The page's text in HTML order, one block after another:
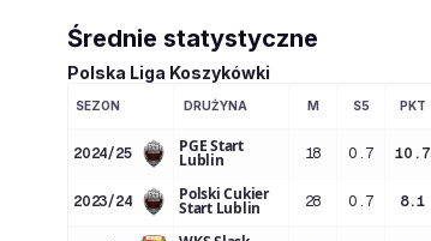
Średnie statystyczne
Polska Liga Koszykówki
SEZON DRUŻYNA M S5 PKT
2024/25 PGE Start
Lublin 18 0.7 10.7
2023/24 Polski Cukier
Start Lublin 28 0.7 8.1